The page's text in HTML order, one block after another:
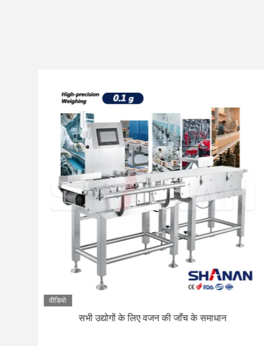
वीडियो
सभी उद्योगों के लिए वजन की जाँच के समाधान